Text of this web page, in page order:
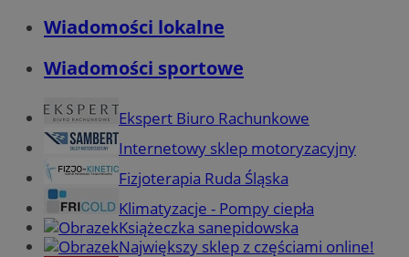
Wiadomości lokalne
Wiadomości sportowe
Ekspert Biuro Rachunkowe
Internetowy sklep motoryzacyjny
Fizjoterapia Ruda Śląska
Klimatyzacje - Pompy ciepła
Książeczka sanepidowska
Największy sklep z częściami online!